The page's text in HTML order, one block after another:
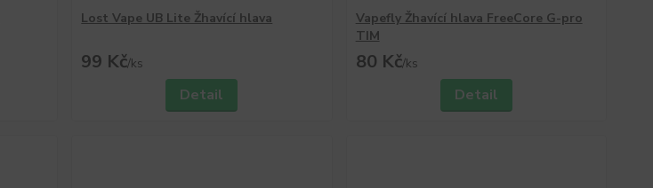
Lost Vape UB Lite Žhavící hlava
99 Kč/ks
Detail
Vapefly Žhavící hlava FreeCore G-pro
TIM
80 Kč/ks
Detail